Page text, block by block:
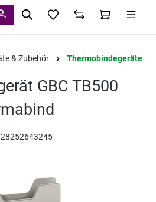
& Zubehör Thermobindegeräte
GBC TB500